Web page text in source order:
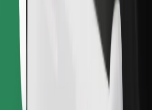
Pár perc alatt ott vagyunk érted!
Bolt alkalmazás letöltése
Találd meg kedvenc ételedet!
Bolt Food app letöltése